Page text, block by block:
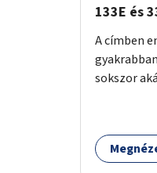
133E és
A címben
sokszor